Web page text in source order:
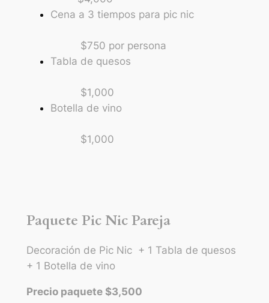
Cena a 3 tiempos para pic nic
$750 por persona
Tabla de quesos
$1,000
Botella de vino
$1,000
Paquete Pic Nic Pareja
Decoración de Pic Nic + 1 Tabla de quesos
+ 1 Botella de vino
Precio paquete $3,500